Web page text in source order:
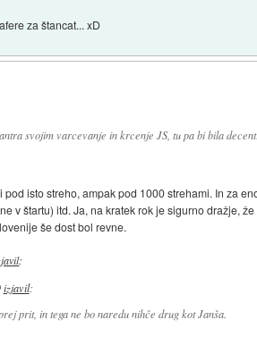
za štancat... xD
svojim varcevanje in krcenje JS, tu pa bi bila
isto streho, ampak pod 1000 strehami. In za
v štartu) itd. Ja, na kratek rok je sigurno dražje,
še dost bol revne.
:
izjavil:
prit, in tega ne bo naredu nihče drug kot Janša.